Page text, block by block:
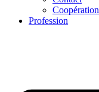
Coopération
Profession